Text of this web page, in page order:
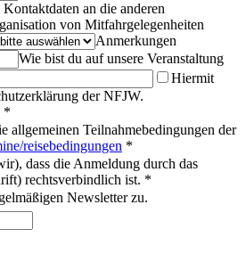
an die anderen
von Mitfahrgelegenheiten
Anmerkungen
Wie bist du auf unsere Veranstaltung
Hiermit
der NFJW.
*
allgemeinen Teilnahmebedingungen der
reisebedingungen *
dass die Anmeldung durch das
rechtsverbindlich ist. *
Newsletter zu.